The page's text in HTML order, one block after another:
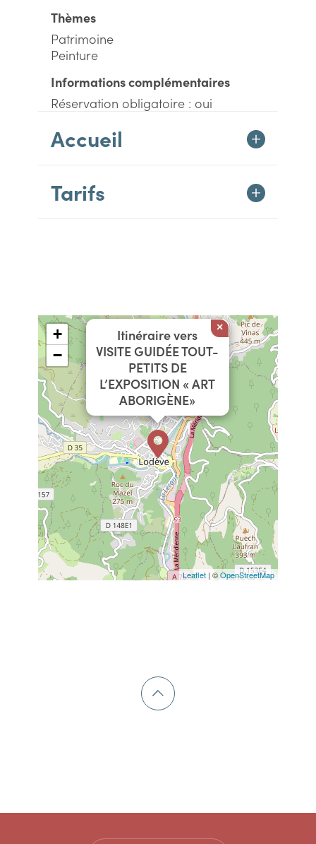
Thèmes
Patrimoine
Peinture
Informations complémentaires
Réservation obligatoire : oui
Accueil
Tarifs
Itinéraire vers
VISITE GUIDÉE TOUT-
PETITS DE
L’EXPOSITION « ART
ABORIGÈNE»
×
+
−
Leaflet | ©OpenStreetMap